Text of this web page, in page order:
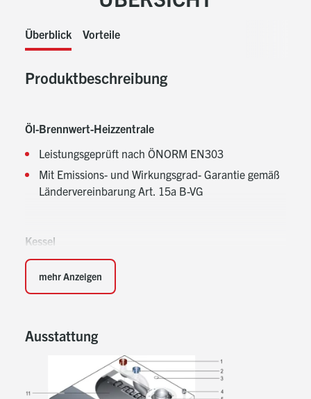
Überblick Vorteile
Produktbeschreibung
Öl-Brennwert-Heizzentrale
Leistungsgeprüft nach ÖNORM EN303
Mit Emissions- und Wirkungsgrad- Garantie gemäß
Ländervereinbarung Art. 15a B-VG
Kessel
Mit Aluminium-Silizium-Wärmetauscher
Hohe Beständigkeit
Minimierung von
Wärmebereitschaftsverlusten des
Wärmetauschers durch Wärmedämmung
(temparaturbeständiger EPP-Hartschaum)
mehr Anzeigen
Ausstattung